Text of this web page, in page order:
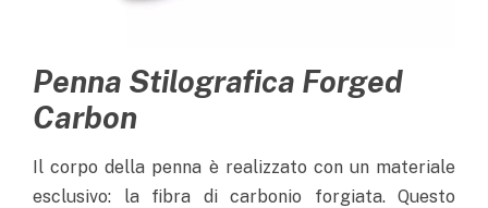
Penna Stilografica Forged
Carbon
Il corpo della penna è realizzato con un materiale
esclusivo: la fibra di carbonio forgiata. Questo